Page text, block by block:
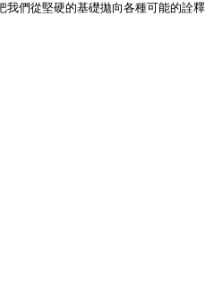
從堅硬的基礎拋向各種可能的詮